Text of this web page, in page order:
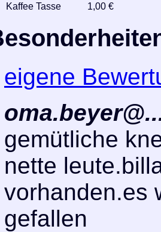
Kaffee Tasse
1,00 €
eigene
gemütliche
nette
vorhanden.es
gefallen